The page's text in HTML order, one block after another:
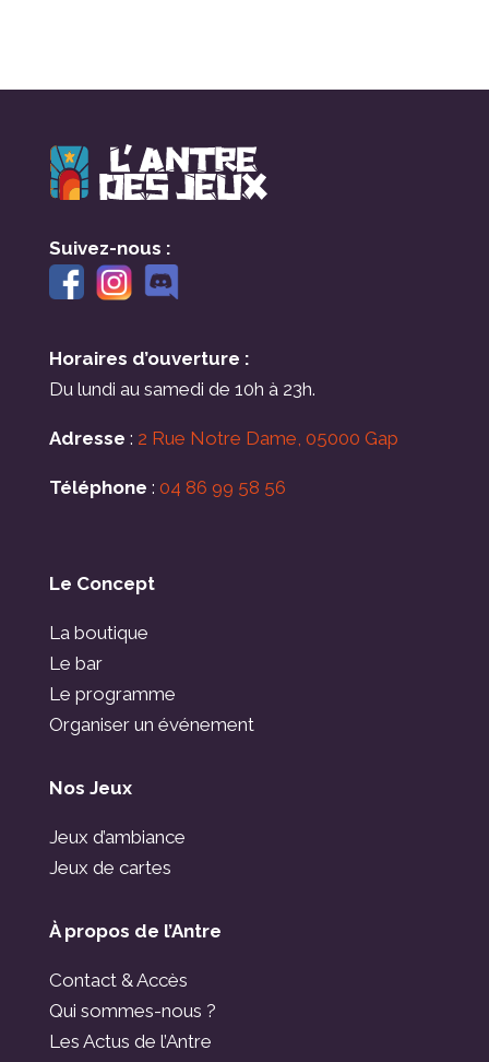
Suivez-nous :
Horaires d’ouverture :
Du lundi au samedi de 10h à 23h.
Adresse : 2 Rue Notre Dame, 05000 Gap
Téléphone : 04 86 99 58 56
Le Concept
La boutique
Le bar
Le programme
Organiser un événement
Nos Jeux
Jeux d’ambiance
Jeux de cartes
À propos de l’Antre
Contact & Accès
Qui sommes-nous ?
Les Actus de l’Antre